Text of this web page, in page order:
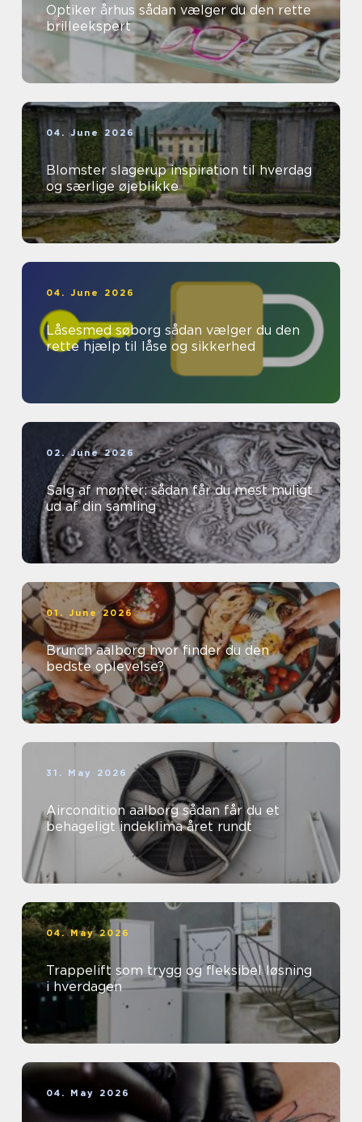
Optiker århus sådan vælger du den rette
brilleekspert
04. June 2026
Blomster slagerup inspiration til hverdag
og særlige øjeblikke
04. June 2026
Låsesmed søborg sådan vælger du den
rette hjælp til låse og sikkerhed
02. June 2026
Salg af mønter: sådan får du mest muligt
ud af din samling
01. June 2026
Brunch aalborg hvor finder du den
bedste oplevelse?
31. May 2026
Aircondition aalborg sådan får du et
behageligt indeklima året rundt
04. May 2026
Trappelift som trygg og fleksibel løsning
i hverdagen
04. May 2026